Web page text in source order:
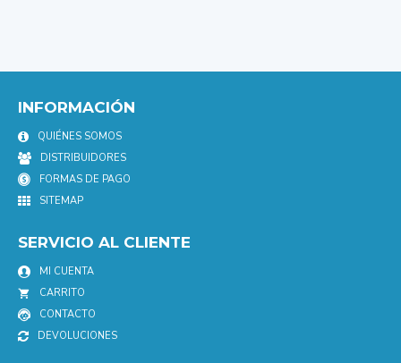
INFORMACIÓN
QUIÉNES SOMOS
DISTRIBUIDORES
FORMAS DE PAGO
SITEMAP
SERVICIO AL CLIENTE
MI CUENTA
CARRITO
CONTACTO
DEVOLUCIONES